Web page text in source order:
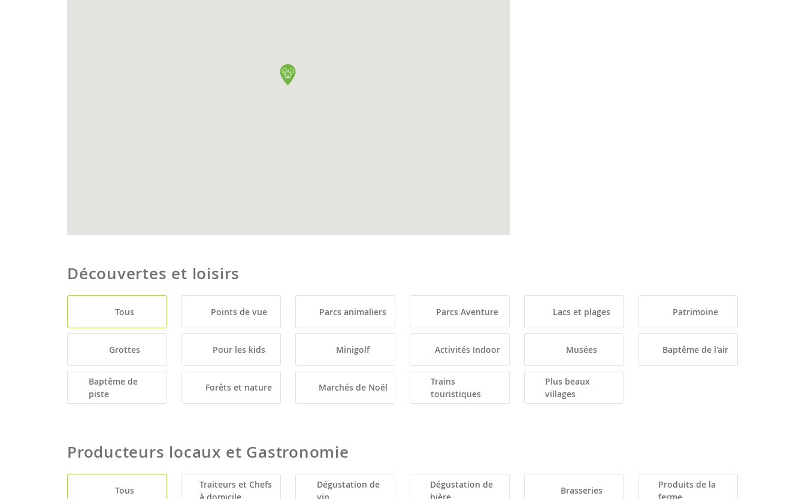
Découvertes et loisirs
Tous Points de vue Parcs animaliers Parcs Aventure Lacs et plages Patrimoine
Grottes Pour les kids Minigolf Activités Indoor Musées Baptême de l'air
Baptême de
piste
Forêts et nature Marchés de Noël
Trains
touristiques
Plus beaux
villages
Producteurs locaux et Gastronomie
Tous
Traiteurs et Chefs
à domicile
Dégustation de
vin
Dégustation de
bière
Brasseries
Produits de la
ferme